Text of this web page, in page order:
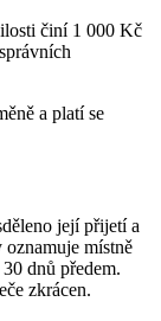
činí 1 000 Kč
a platí se
její přijetí a
místně
dnů předem.
zkrácen.